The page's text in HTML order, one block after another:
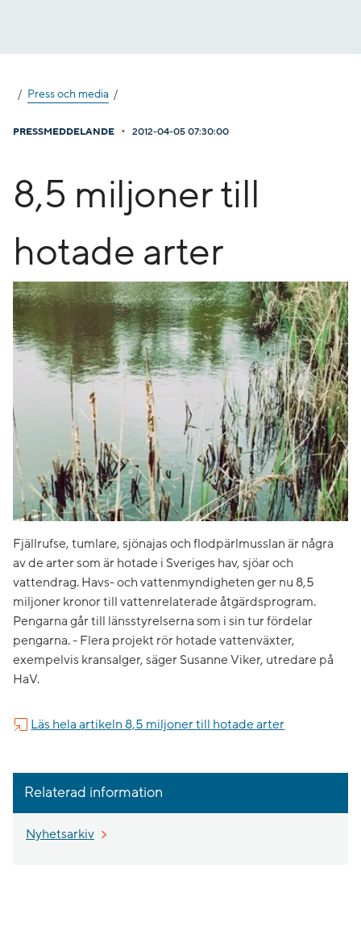
Press och media
PRESSMEDDELANDE • 2012-04-05 07:30:00
8,5 miljoner till
hotade arter
Fjällrufse, tumlare, sjönajas och flodpärlmusslan är några
av de arter som är hotade i Sveriges hav, sjöar och
vattendrag. Havs- och vattenmyndigheten ger nu 8,5
miljoner kronor till vattenrelaterade åtgärdsprogram.
Pengarna går till länsstyrelserna som i sin tur fördelar
pengarna. - Flera projekt rör hotade vattenväxter,
exempelvis kransalger, säger Susanne Viker, utredare på
HaV.
Läs hela artikeln 8,5 miljoner till hotade arter
Relaterad information
Nyhetsarkiv